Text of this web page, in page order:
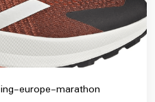
ing-europe-marathon